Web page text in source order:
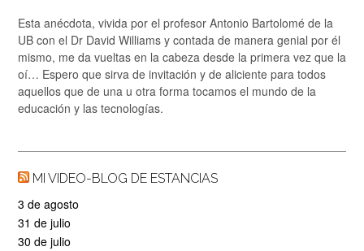
Esta anécdota, vivida por el profesor Antonio Bartolomé de la
UB con el Dr David Williams y contada de manera genial por él
mismo, me da vueltas en la cabeza desde la primera vez que la
oí… Espero que sirva de invitación y de aliciente para todos
aquellos que de una u otra forma tocamos el mundo de la
educación y las tecnologías.
MI VIDEO-BLOG DE ESTANCIAS
3 de agosto
31 de julio
30 de julio